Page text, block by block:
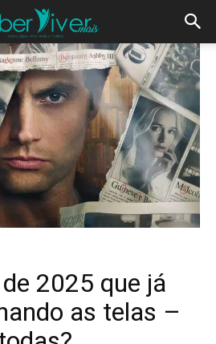
2025 que já
as telas –